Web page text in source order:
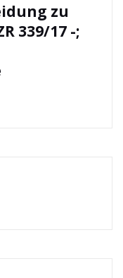
zu
339/17 -;